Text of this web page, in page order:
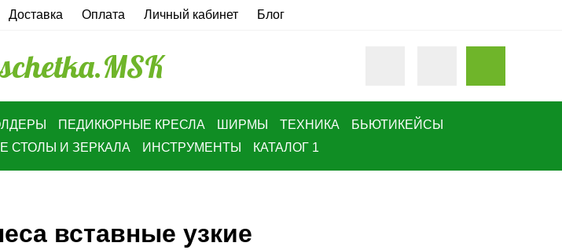
Доставка Оплата Личный кабинет Блог
ПЕДИКЮРНЫЕ КРЕСЛА ШИРМЫ ТЕХНИКА
БЬЮТИКЕЙСЫ
СТОЛЫ И ЗЕРКАЛА ИНСТРУМЕНТЫ КАТАЛОГ 1
вставные узкие